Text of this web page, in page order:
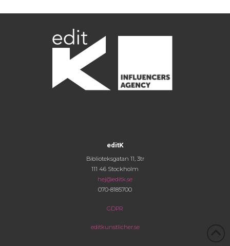
editK
Biblioteksgatan 11, 3tr
111 46 Stockholm
hej@editk.se
070-8185700
GDPR
editkunstlicher.se